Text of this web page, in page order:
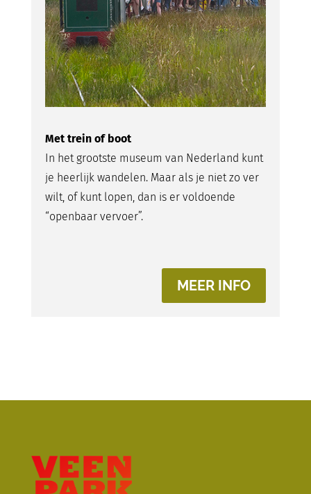
Met trein of boot
In het grootste museum van Nederland kunt
je heerlijk wandelen. Maar als je niet zo ver
wilt, of kunt lopen, dan is er voldoende
“openbaar vervoer”.
MEER INFO